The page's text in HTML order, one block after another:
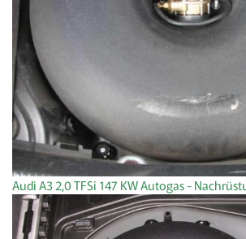
Audi A3 2,0 TFSi 147 KW Autogas -